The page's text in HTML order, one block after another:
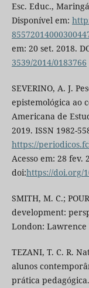
Esc. Educ.,
Disponível em:
em: 20 set. 2018.
3539/2014/0183766
SEVERINO, A. J.
epistemológica ao
Americana de
2019. ISSN 1982-
https://
Acesso em: 28 fev.
doi:https://doi.org/
SMITH, M. C.;
development:
London: Lawrence
TEZANI, T. C. R.
alunos
prática